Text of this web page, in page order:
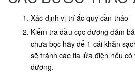
Xác định vị trí ắc quy cần tháo
Kiểm tra đầu cọc dương đảm
chưa bọc hãy để 1 cái khăn
sẽ tránh các tia lửa điện nếu
dương.